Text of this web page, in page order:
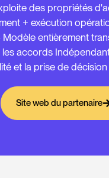
des propriétés
+ exécution
entièrement
accords
et la prise de décision
Site web du partenaire